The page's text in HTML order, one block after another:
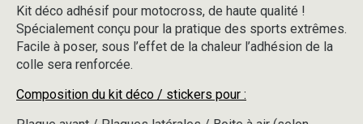
2DR8
-
ORIGINAL
Kit déco adhésif pour motocross, de haute qualité !
Spécialement conçu pour la pratique des sports extrêmes.
Facile à poser, sous l’effet de la chaleur l’adhésion de la
colle sera renforcée.
Composition du kit déco / stickers pour :